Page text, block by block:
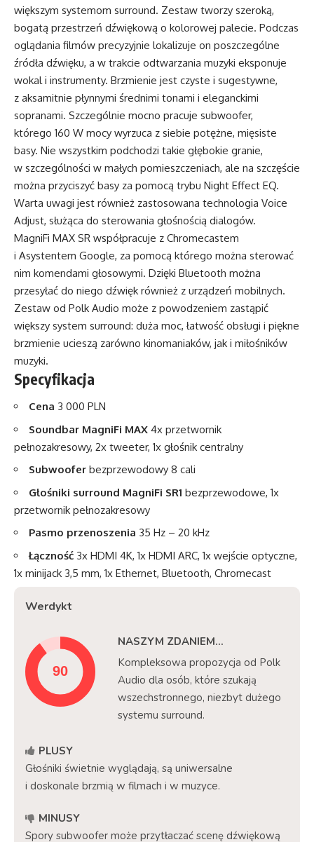
większym systemom surround. Zestaw tworzy szeroką,
bogatą przestrzeń dźwiękową o kolorowej palecie. Podczas
oglądania filmów precyzyjnie lokalizuje on poszczególne
źródła dźwięku, a w trakcie odtwarzania muzyki eksponuje
wokal i instrumenty. Brzmienie jest czyste i sugestywne,
z aksamitnie płynnymi średnimi tonami i eleganckimi
sopranami. Szczególnie mocno pracuje subwoofer,
którego 160 W mocy wyrzuca z siebie potężne, mięsiste
basy. Nie wszystkim podchodzi takie głębokie granie,
w szczególności w małych pomieszczeniach, ale na szczęście
można przyciszyć basy za pomocą trybu Night Effect EQ.
Warta uwagi jest również zastosowana technologia Voice
Adjust, służąca do sterowania głośnością dialogów.
MagniFi MAX SR współpracuje z Chromecastem
i Asystentem Google, za pomocą którego można sterować
nim komendami głosowymi. Dzięki Bluetooth można
przesyłać do niego dźwięk również z urządzeń mobilnych.
Zestaw od Polk Audio może z powodzeniem zastąpić
większy system surround: duża moc, łatwość obsługi i piękne
brzmienie ucieszą zarówno kinomaniaków, jak i miłośników
muzyki.
Specyfikacja
Cena 3 000 PLN
Soundbar MagniFi MAX 4x przetwornik
pełnozakresowy, 2x tweeter, 1x głośnik centralny
Subwoofer bezprzewodowy 8 cali
Głośniki surround MagniFi SR1 bezprzewodowe, 1x
przetwornik pełnozakresowy
Pasmo przenoszenia 35 Hz – 20 kHz
Łączność 3x HDMI 4K, 1x HDMI ARC, 1x wejście optyczne,
1x minijack 3,5 mm, 1x Ethernet, Bluetooth, Chromecast
Werdykt
NASZYM ZDANIEM…
Kompleksowa propozycja od Polk
Audio dla osób, które szukają
wszechstronnego, niezbyt dużego
systemu surround.
PLUSY
Głośniki świetnie wyglądają, są uniwersalne
i doskonale brzmią w filmach i w muzyce.
MINUSY
Spory subwoofer może przytłaczać scenę dźwiękową